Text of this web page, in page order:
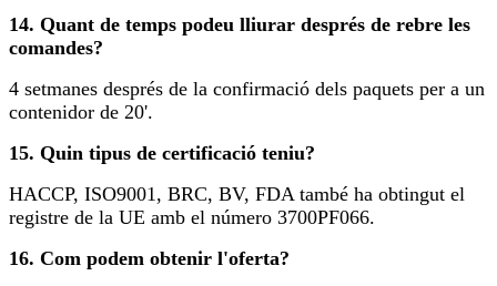
14. Quant de temps podeu lliurar després de rebre les
comandes?
4 setmanes després de la confirmació dels paquets per a un
contenidor de 20'.
15. Quin tipus de certificació teniu?
HACCP, ISO9001, BRC, BV, FDA també ha obtingut el
registre de la UE amb el número 3700PF066.
16. Com podem obtenir l'oferta?